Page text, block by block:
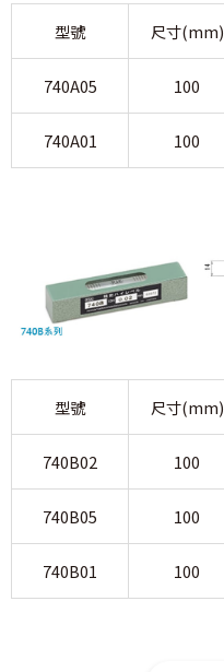
型號 尺寸(mm)
740A05 100
740A01 100
型號 尺寸(mm)
740B02 100
740B05 100
740B01 100